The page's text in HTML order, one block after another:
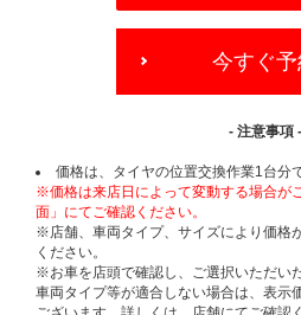
OPTIONS
今すぐ予
- 注意事項 -
価格は、タイヤの位置交換作業1台分
※価格は来店日によって変動する場合が
面」にてご確認ください。
※店舗、車両タイプ、サイズにより価格
ください。
※お車を店頭で確認し、ご選択いただい
車両タイプ等が適合しない場合は、表示